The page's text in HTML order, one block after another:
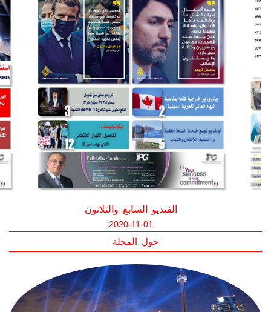
الفيديو السادس والثلاثون
2020-10-01
حول المجلة